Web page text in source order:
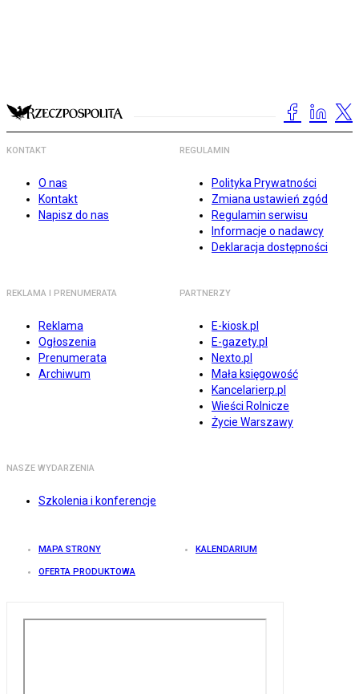
KONTAKT
O nas
Kontakt
Napisz do nas
REGULAMIN
Polityka Prywatności
Zmiana ustawień zgód
Regulamin serwisu
Informacje o nadawcy
Deklaracja dostępności
REKLAMA I PRENUMERATA
Reklama
Ogłoszenia
Prenumerata
Archiwum
PARTNERZY
E-kiosk.pl
E-gazety.pl
Nexto.pl
Mała księgowość
Kancelarierp.pl
Wieści Rolnicze
Życie Warszawy
NASZE WYDARZENIA
Szkolenia i konferencje
MAPA STRONY KALENDARIUM
OFERTA PRODUKTOWA